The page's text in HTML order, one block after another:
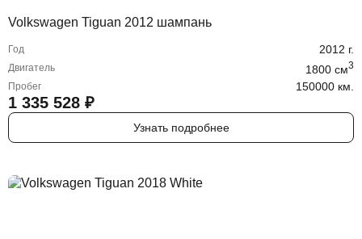
Volkswagen Tiguan 2012 шампань
Год 2012 г.
Двигатель 1800 cм3
Пробег 150000 км.
1 335 528 ₽
Узнать подробнее